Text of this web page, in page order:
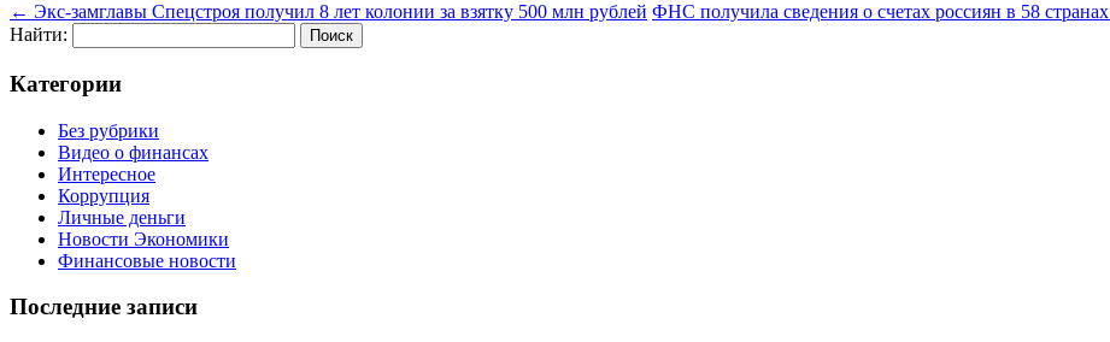
← Экс-замглавы Спецстроя получил 8 лет колонии за взятку 500 млн рублей ФНС получила сведения о счетах россиян в 58 странах
Найти:
Категории
Без рубрики
Видео о финансах
Интересное
Коррупция
Личные деньги
Новости Экономики
Финансовые новости
Последние записи